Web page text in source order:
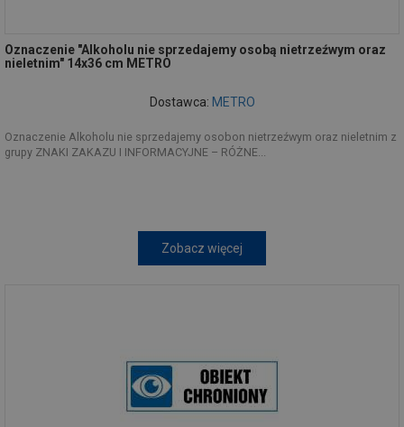
Oznaczenie "Alkoholu nie sprzedajemy osobą nietrzeźwym oraz
nieletnim" 14x36 cm METRO
Dostawca: METRO
Oznaczenie Alkoholu nie sprzedajemy osobon nietrzeźwym oraz nieletnim z
grupy ZNAKI ZAKAZU I INFORMACYJNE – RÓŻNE...
Zobacz więcej